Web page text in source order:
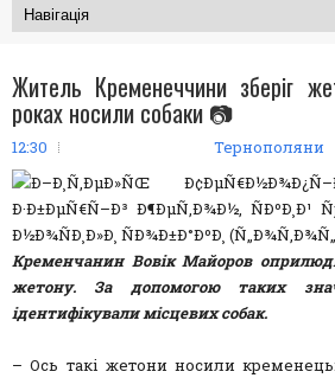
Житель Кременеччини зберіг
роках носили собаки 📷
12:30 Тернополяни
Кременчанин Вовік Майоров
жетону. За допомогою таких
ідентифікували місцевих собак.
– Ось такі жетони носили